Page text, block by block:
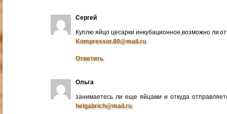
Сергей
Куплю яйцо цесарки инкубационное,возможно ли
Kompressor.80@mail.ru
Ответить
Ольга
занимаетесь ли еще яйцами и откуда
helgabrich@mail.ru